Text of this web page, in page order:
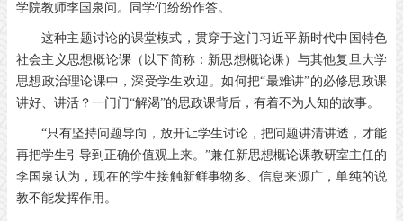
学院教师李国泉问。同学们纷纷作答。
这种主题讨论的课堂模式，贯穿于这门习近平新时代中国特色
社会主义思想概论课（以下简称：新思想概论课）与其他复旦大学
思想政治理论课中，深受学生欢迎。如何把“最难讲”的必修思政课
讲好、讲活？一门门“解渴”的思政课背后，有着不为人知的故事。
“只有坚持问题导向，放开让学生讨论，把问题讲清讲透，才能
再把学生引导到正确价值观上来。”兼任新思想概论课教研室主任的
李国泉认为，现在的学生接触新鲜事物多、信息来源广，单纯的说
教不能发挥作用。